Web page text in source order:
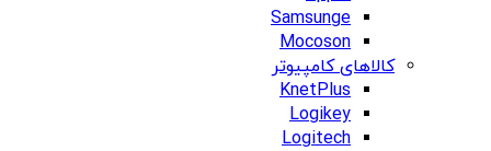
Samsunge
Mocoson
کالاهای کامپیوتر
KnetPlus
Logikey
Logitech